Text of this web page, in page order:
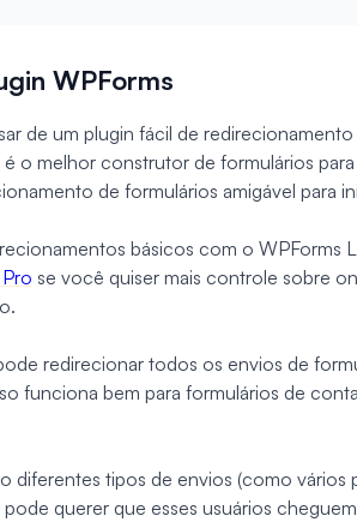
WPForms
de um plugin fácil de
é o melhor construtor de formulários
de formulários amigável para
básicos com o WPForms
se você quiser mais controle sobre
redirecionar todos os envios de
funciona bem para formulários de
diferentes tipos de envios (como vários
querer que esses usuários